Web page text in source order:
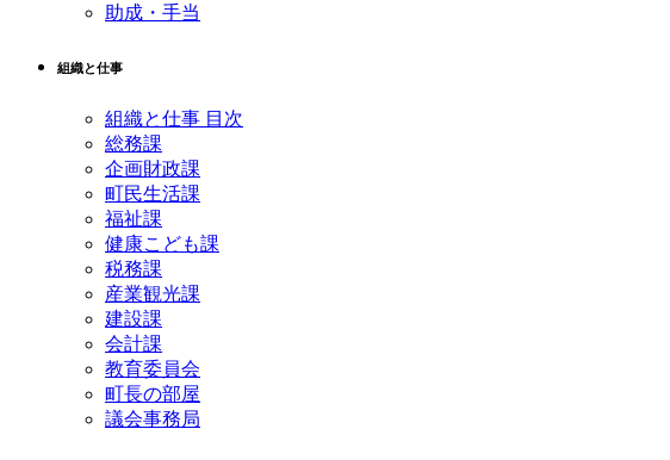
助成・手当
組織と仕事
組織と仕事 目次
総務課
企画財政課
町民生活課
福祉課
健康こども課
税務課
産業観光課
建設課
会計課
教育委員会
町長の部屋
議会事務局